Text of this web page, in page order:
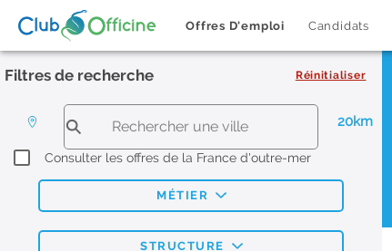
Offres D'emploi Candidats
Filtres de recherche Réinitialiser
20km
Consulter les offres de la France d'outre-mer
MÉTIER
STRUCTURE